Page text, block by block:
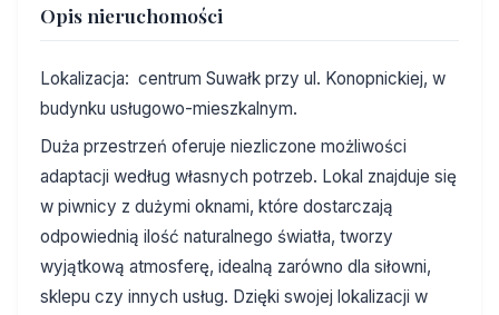
Opis nieruchomości
Lokalizacja: centrum Suwałk przy ul. Konopnickiej, w
budynku usługowo-mieszkalnym.
Duża przestrzeń oferuje niezliczone możliwości
adaptacji według własnych potrzeb. Lokal znajduje się
w piwnicy z dużymi oknami, które dostarczają
odpowiednią ilość naturalnego światła, tworzy
wyjątkową atmosferę, idealną zarówno dla siłowni,
sklepu czy innych usług. Dzięki swojej lokalizacji w